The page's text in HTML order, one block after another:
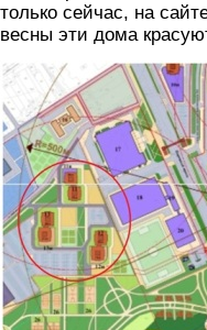
только сейчас, на
весны эти дома
mycollages_2.jpg